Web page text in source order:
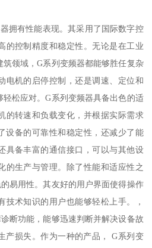
有性能表现。其采用了国际数字控
的控制精度和稳定性。无论是在工业
领域，G系列变频器都能够胜任复杂
电机的启停控制，还是调速、定位和
松应对。G系列变频器具备出色的适
的转速和负载变化，并根据实际需求
设备的可靠性和稳定性，还减少了能
具备丰富的通信接口，可以与其他设
的生产与管理。除了性能和适应性之
易用性。其友好的用户界面使得操作
技术知识的用户也能够轻松上手。，
断功能，能够迅速判断并解决设备故
产损失。作为一种的产品， G系列变